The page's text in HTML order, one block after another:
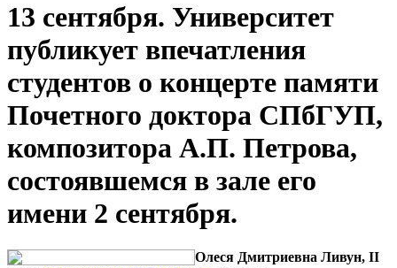
13 сентября. Университет
публикует впечатления
студентов о концерте памяти
Почетного доктора СПбГУП,
композитора А.П. Петрова,
состоявшемся в зале его
имени 2 сентября.
Олеся Дмитриевна Ливун, II